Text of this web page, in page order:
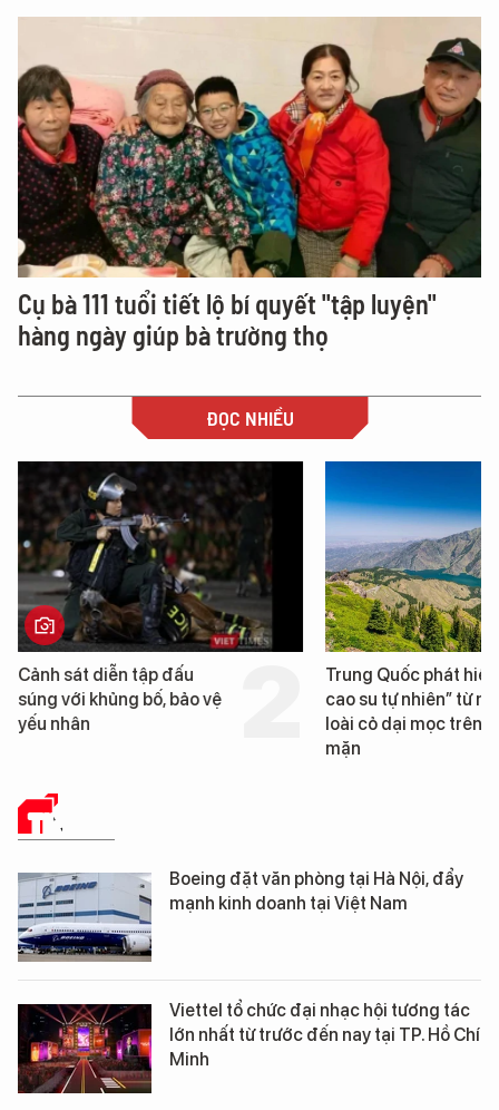
Cụ bà 111 tuổi tiết lộ bí quyết "tập luyện"
hàng ngày giúp bà trường thọ
ĐỌC NHIỀU
Trung Quốc phát hiện “mỏ
cao su tự nhiên” từ một
loài cỏ dại mọc trên đất
Loạt dự án bất động
Đà Nẵng sắp bị kiểm
TIN TỨC
Boeing đặt văn phòng tại Hà Nội, đẩy
mạnh kinh doanh tại Việt Nam
Viettel tổ chức đại nhạc hội tương tác
lớn nhất từ trước đến nay tại TP. Hồ Chí
Minh